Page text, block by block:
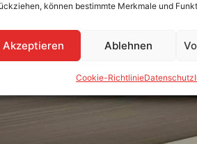
können bestimmte Merkmale und
Akzeptieren Ablehnen
Cookie-RichtlinieDatenschutz